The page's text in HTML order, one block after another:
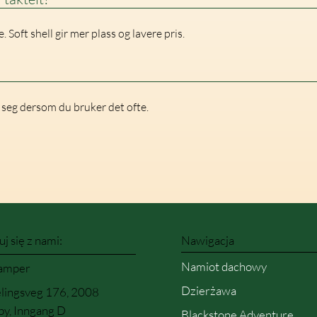
shell gir mer plass og lavere pris.
dersom du bruker det ofte.
się z nami:
176, 2008
Inngang D
Nawigacja
Namiot dachowy
Dzierżawa